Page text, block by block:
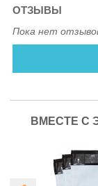
ОТЗЫВЫ
Пока нет
ВМЕСТЕ С